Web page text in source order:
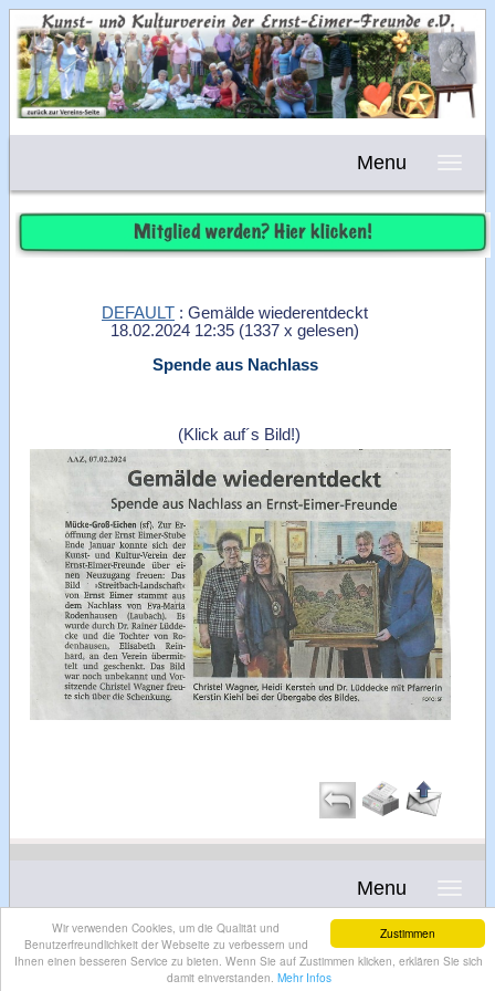
Zustimmen
Wir verwenden Cookies, um die Qualität und
Benutzerfreundlichkeit der Webseite zu verbessern und
Ihnen einen besseren Service zu bieten. Wenn Sie auf Zustimmen klicken, erklären Sie sich
damit einverstanden. Mehr Infos
Menu
DEFAULT : Gemälde wiederentdeckt
18.02.2024 12:35 (1337 x gelesen)
Spende aus Nachlass
(Klick auf´s Bild!)
Menu